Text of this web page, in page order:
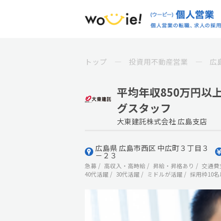
トップ 投資用不動産営業 広
平均年収850万円以
グスタッフ
大東建託株式会社 広島支店
広島県 広島市西区 中広町３丁目３
－２３
急募 高収入・高時給 昇給・昇格あり
交通費
40代活躍
30代活躍 ミドルが活躍 採用枠10